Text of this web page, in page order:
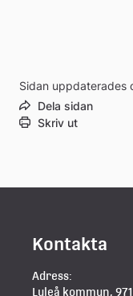
Sidan uppdaterades
Dela sidan
Skriv ut
Kontakta
Adress:
Luleå kommun,